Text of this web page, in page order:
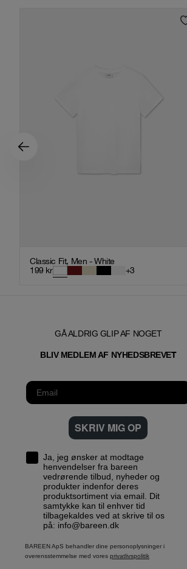
Classic Fit, Men - White
199 kr +3
GÅ ALDRIG GLIP AF NOGET
BLIV MEDLEM AF NYHEDSBREVET
SKRIV MIG OP
Ja, jeg ønsker at modtage
henvendelser fra bareen
vedrørende tilbud, nyheder og
produkter indenfor deres
produktsortiment via email. Dit
samtykke kan til enhver tid
tilbagekaldes ved at skrive til os
på: info@bareen.dk
BAREEN ApS behandler dine personoplysninger i
overensstemmelse med vores privatlivspolitik